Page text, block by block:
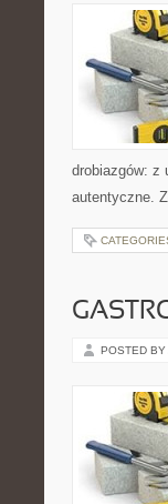
drobiazgów: z
autentyczne.
POSTED BY